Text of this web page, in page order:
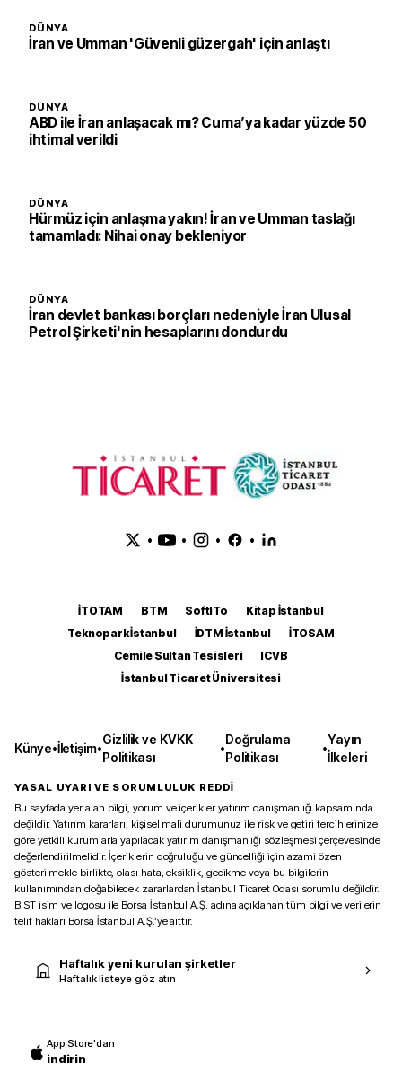
DÜNYA
İran ve Umman 'Güvenli güzergah' için anlaştı
DÜNYA
ABD ile İran anlaşacak mı? Cuma’ya kadar yüzde 50
ihtimal verildi
DÜNYA
Hürmüz için anlaşma yakın! İran ve Umman taslağı
tamamladı: Nihai onay bekleniyor
DÜNYA
İran devlet bankası borçları nedeniyle İran Ulusal
Petrol Şirketi'nin hesaplarını dondurdu
• • • •
İTOTAM BTM SoftITo
Kitap İstanbul
Teknopark İstanbul
İDTM İstanbul
İTOSAM
Cemile Sultan Tesisleri
ICVB
İstanbul Ticaret Üniversitesi
Künye•İletişim•
Gizlilik ve KVKK
Politikası
•
Doğrulama
Politikası
•
Yayın
İlkeleri
YASAL UYARI VE SORUMLULUK REDDİ
Bu sayfada yer alan bilgi, yorum ve içerikler yatırım danışmanlığı kapsamında
değildir. Yatırım kararları, kişisel mali durumunuz ile risk ve getiri tercihlerinize
göre yetkili kurumlarla yapılacak yatırım danışmanlığı sözleşmesi çerçevesinde
değerlendirilmelidir. İçeriklerin doğruluğu ve güncelliği için azami özen
gösterilmekle birlikte, olası hata, eksiklik, gecikme veya bu bilgilerin
kullanımından doğabilecek zararlardan İstanbul Ticaret Odası sorumlu değildir.
BIST isim ve logosu ile Borsa İstanbul A.Ş. adına açıklanan tüm bilgi ve verilerin
telif hakları Borsa İstanbul A.Ş.’ye aittir.
Haftalık yeni kurulan şirketler
Haftalık listeye göz atın
App Store'dan
indirin